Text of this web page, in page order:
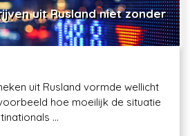
uit Rusland niet zonder
uit Rusland vormde wellicht
hoe moeilijk de situatie
...